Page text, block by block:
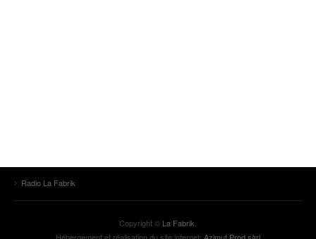
Radio La Fabrik
Copyright © La Fabrik.